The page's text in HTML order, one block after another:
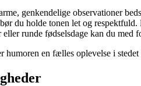
genkendelige observationer
bør du holde tonen let og
runde fødselsdage kan du
en fælles oplevelse i